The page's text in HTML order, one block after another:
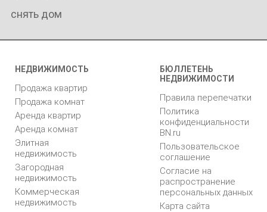
снять дом
НЕДВИЖИМОСТЬ
Продажа квартир
Продажа комнат
Аренда квартир
Аренда комнат
Элитная
недвижимость
Загородная
недвижимость
Коммерческая
недвижимость
БЮЛЛЕТЕНЬ
НЕДВИЖИМОСТИ
Правила перепечатки
Политика
конфиденциальности
BN.ru
Пользовательское
соглашение
Согласие на
распространение
персональных данных
Карта сайта